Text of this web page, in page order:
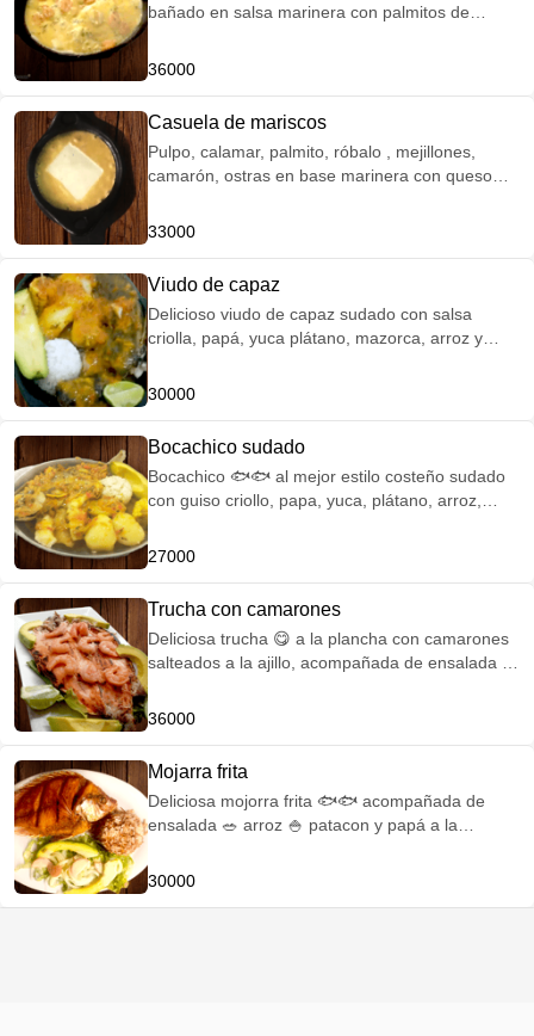
bañado en salsa marinera con palmitos de
tigre y pulpo Acompañamiento: arroz, papá a la
36000
Casuela de mariscos
Pulpo, calamar, palmito, róbalo , mejillones,
camarón, ostras en base marinera con queso
limon
33000
Viudo de capaz
Delicioso viudo de capaz sudado con salsa
criolla, papá, yuca plátano, mazorca, arroz y
30000
Bocachico sudado
Bocachico 🐟🐟 al mejor estilo costeño sudado
con guiso criollo, papa, yuca, plátano, arroz,
27000
Trucha con camarones
Deliciosa trucha 😋 a la plancha con camarones
salteados a la ajillo, acompañada de ensalada 🥗
36000
Mojarra frita
Deliciosa mojorra frita 🐟🐟 acompañada de
ensalada 🥗 arroz 🍚 patacon y papá a la
30000